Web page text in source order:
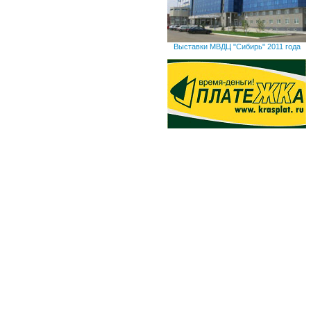
Выставки МВДЦ "Сибирь" 2011 года